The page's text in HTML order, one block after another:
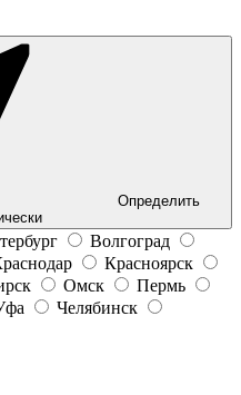
Определить
Волгоград
Красноярск
Омск
Пермь
Челябинск